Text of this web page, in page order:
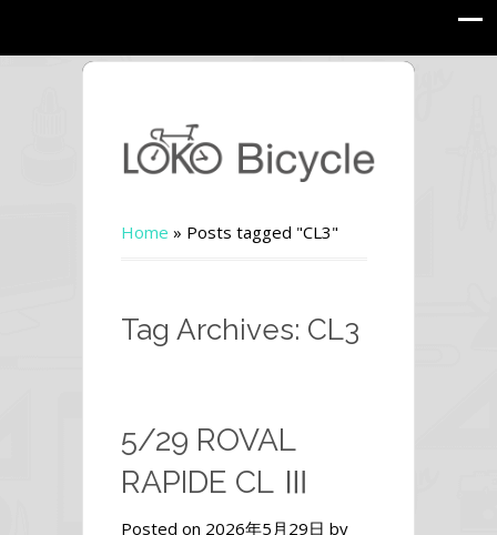
Home » Posts tagged "CL3"
Tag Archives: CL3
5/29 ROVAL
RAPIDE CL Ⅲ
Posted on 2026年5月29日 by